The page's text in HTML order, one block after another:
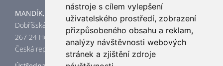
nástroje s cílem vylepšení
uživatelského prostředí, zobrazení
přizpůsobeného obsahu a reklam,
analýzy návštěvnosti webových
stránek a zjištění zdroje
MANDÍK, a.s.
Dobříšská 550
267 24 Hostomice
Česká republika